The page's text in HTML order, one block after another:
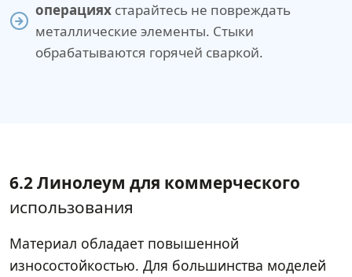
операциях старайтесь не повреждать
металлические элементы. Стыки
обрабатываются горячей сваркой.
6.2 Линолеум для коммерческого
использования
Материал обладает повышенной
износостойкостью. Для большинства моделей